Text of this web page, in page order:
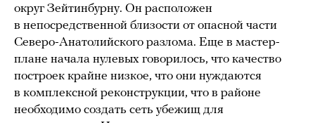
округ Зейтинбурну. Он расположен
в непосредственной близости от опасной части
Северо-Анатолийского разлома. Еще в мастер-
плане начала нулевых говорилось, что качество
построек крайне низкое, что они нуждаются
в комплексной реконструкции, что в районе
необходимо создать сеть убежищ для